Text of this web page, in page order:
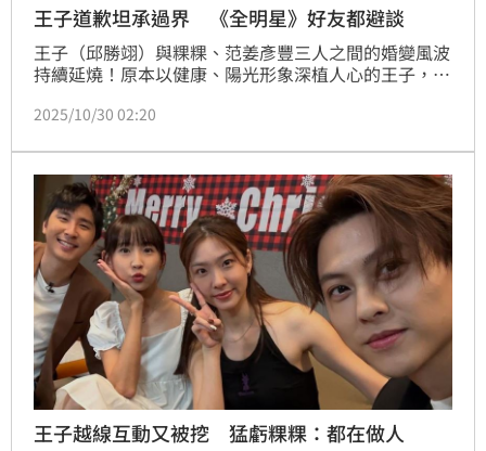
王子道歉坦承過界 《全明星》好友都避談
王子（邱勝翊）與粿粿、范姜彥豐三人之間的婚變風波
持續延燒！原本以健康、陽光形象深植人心的王子，因
明，整起事件愈演愈烈，《全明星運動會》第二季的戰
口，力挺范姜彥豐一句「辛苦了」，成為網友熱議焦
點。林宜君
2025/10/30 02:20
王子越線互動又被挖 猛虧粿粿：都在做人